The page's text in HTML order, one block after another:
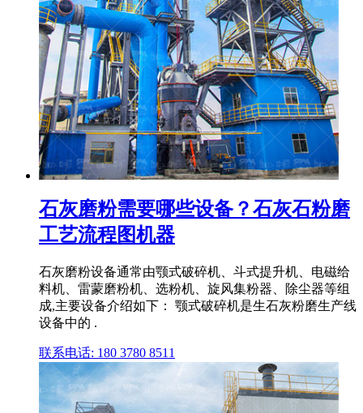
石灰磨粉需要哪些设备？石灰石粉磨
工艺流程图机器
石灰磨粉设备通常由颚式破碎机、斗式提升机、电磁给
料机、雷蒙磨粉机、选粉机、旋风集粉器、除尘器等组
成,主要设备介绍如下： 颚式破碎机是生石灰粉磨生产线
设备中的 .
联系电话: 180 3780 8511